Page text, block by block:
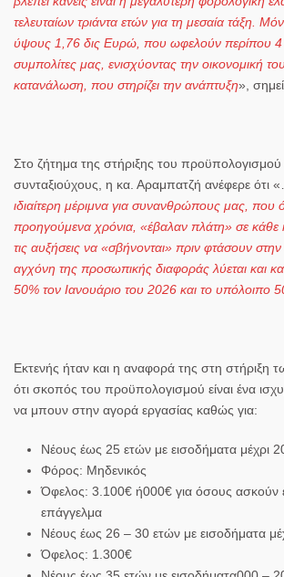
τελευταίων τριάντα ετών για τη μεσαία τάξη.
ύψους 1,76 δις Ευρώ, που ωφελούν περίπου 4
συμπολίτες μας, ενισχύοντας την οικονομική
κατανάλωση, που στηρίζει την ανάπτυξη»,
Στο ζήτημα της στήριξης του
συνταξιούχους, η κα. Αραμπατζή ανέφερε ότι
ιδιαίτερη μέριμνα για συνανθρώπους μας, που
προηγούμενα χρόνια, «έβαλαν πλάτη» σε κάθε
τις αυξήσεις να «σβήνονται» πριν φτάσουν
αγχόνη της προσωπικής διαφοράς λύεται και
50% τον Ιανουάριο του 2026 και το υπόλοιπο
Εκτενής ήταν και η αναφορά της στη στήριξη
ότι σκοπός του προϋπολογισμού είναι ένα
να μπουν στην αγορά εργασίας καθώς για:
Νέους έως 25 ετών με εισοδήματα μέχρι
Φόρος: Μηδενικός
Όφελος: 3.100€ ή000€ για όσους ασκούν
επάγγελμα
Νέους έως 26 – 30 ετών με εισοδήματα
Όφελος: 1.300€